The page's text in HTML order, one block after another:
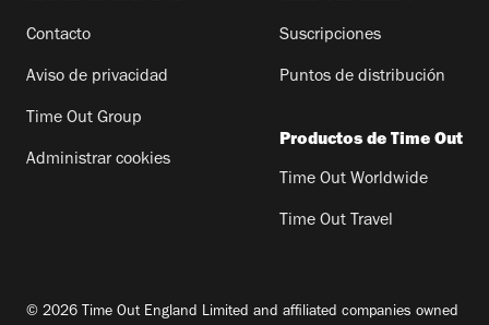
Contacto
Aviso de privacidad
Time Out Group
Administrar cookies
Suscripciones
Puntos de distribución
Productos de Time Out
Time Out Worldwide
Time Out Travel
© 2026 Time Out England Limited and affiliated companies owned